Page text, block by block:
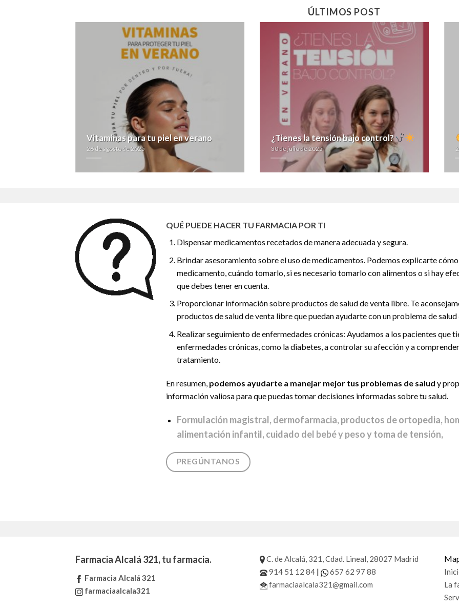
ÚLTIMOS POST
Vitaminas para tu piel en verano
26 de agosto de 2025
¿Tienes la tensión bajo control?
30 de julio de 2025
QUÉ PUEDE HACER TU FARMACIA POR TI
Dispensar medicamentos recetados de manera adecuada y segura.
Brindar asesoramiento sobre el uso de medicamentos. Podemos explicarte
medicamento, cuándo tomarlo, si es necesario tomarlo con alimentos o si hay
que debes tener en cuenta.
Proporcionar información sobre productos de salud de venta libre. Te
productos de salud de venta libre que puedan ayudarte con un problema de
Realizar seguimiento de enfermedades crónicas: Ayudamos a los pacientes que
enfermedades crónicas, como la diabetes, a controlar su afección y a
tratamiento.
En resumen, podemos ayudarte a manejar mejor tus problemas de salud y
información valiosa para que puedas tomar decisiones informadas sobre tu salud.
Formulación magistral, dermofarmacia, productos de ortopedia,
alimentación infantil, cuidado del bebé y peso y toma de tensión,
PREGÚNTANOS
Farmacia Alcalá 321, tu farmacia.
Farmacia Alcalá 321
farmaciaalcala321
C. de Alcalá, 321, Cdad. Lineal, 28027 Madrid
914 51 12 84|
657 62 97 88
farmaciaalcala321@gmail.com
La